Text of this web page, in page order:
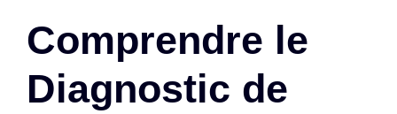
Comprendre le
Diagnostic de